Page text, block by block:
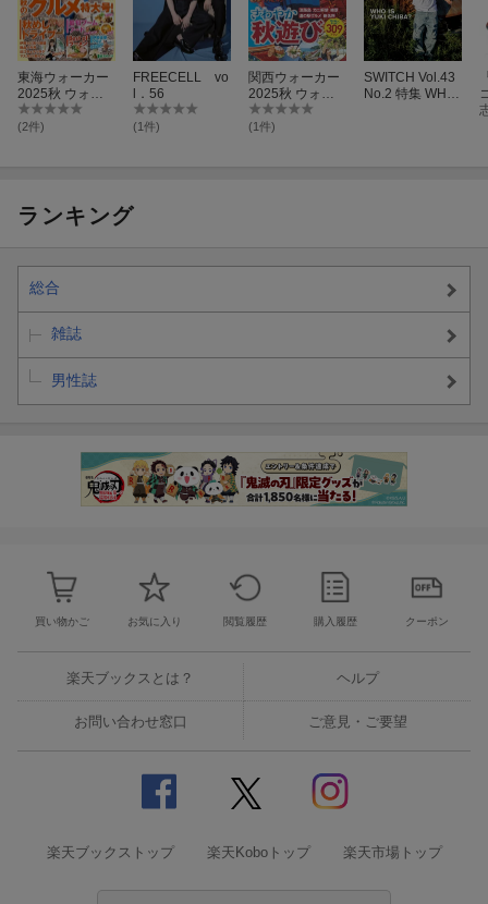
東海ウォーカー
2025秋 ウォー
カームック
(2件)
FREECELL vo
l．56
(1件)
関西ウォーカー
2025秋 ウォー
カームック
(1件)
SWITCH Vol.43
No.2 特集 WHO
ランキング
総合
雑誌
男性誌
買い物かご お気に入り 閲覧履歴 購入履歴 クーポン
楽天ブックスとは？ ヘルプ
お問い合わせ窓口 ご意見・ご要望
楽天ブックストップ 楽天Koboトップ 楽天市場トップ